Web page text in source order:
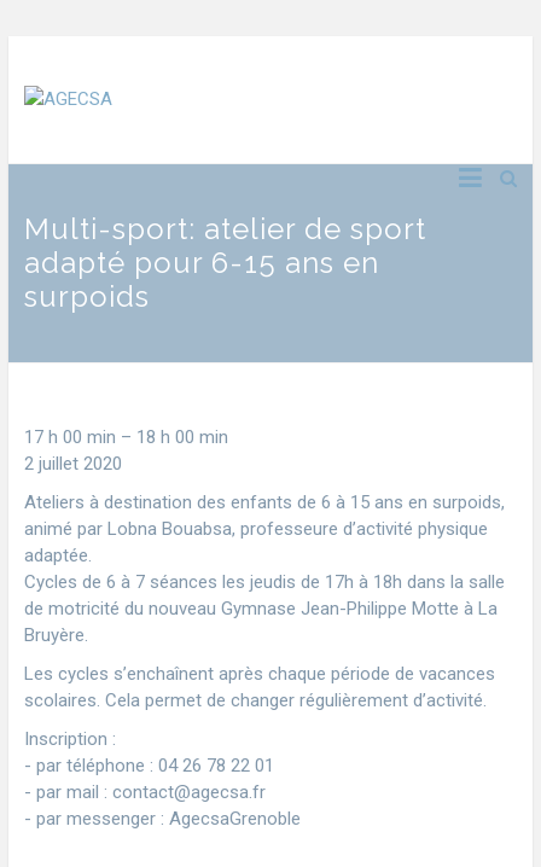
Multi-sport: atelier de sport
adapté pour 6-15 ans en
surpoids
17 h 00 min – 18 h 00 min
2 juillet 2020
Ateliers à destination des enfants de 6 à 15 ans en surpoids,
animé par Lobna Bouabsa, professeure d’activité physique
adaptée.
Cycles de 6 à 7 séances les jeudis de 17h à 18h dans la salle
de motricité du nouveau Gymnase Jean-Philippe Motte à La
Bruyère.
Les cycles s’enchaînent après chaque période de vacances
scolaires. Cela permet de changer régulièrement d’activité.
Inscription :
- par téléphone : 04 26 78 22 01
- par mail : contact@agecsa.fr
- par messenger : AgecsaGrenoble